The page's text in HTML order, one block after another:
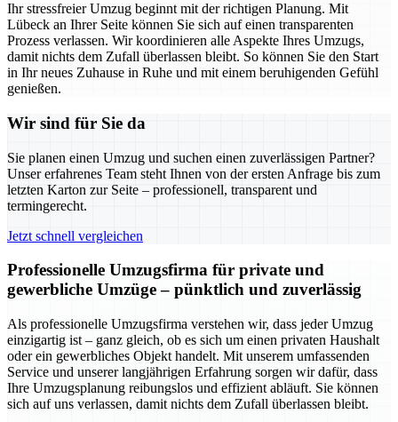
Ihr stressfreier Umzug beginnt mit der richtigen Planung. Mit
Lübeck an Ihrer Seite können Sie sich auf einen transparenten
Prozess verlassen. Wir koordinieren alle Aspekte Ihres Umzugs,
damit nichts dem Zufall überlassen bleibt. So können Sie den Start
in Ihr neues Zuhause in Ruhe und mit einem beruhigenden Gefühl
genießen.
Wir sind für Sie da
Sie planen einen Umzug und suchen einen zuverlässigen Partner?
Unser erfahrenes Team steht Ihnen von der ersten Anfrage bis zum
letzten Karton zur Seite – professionell, transparent und
termingerecht.
Jetzt schnell vergleichen
Professionelle Umzugsfirma für private und
gewerbliche Umzüge – pünktlich und zuverlässig
Als professionelle Umzugsfirma verstehen wir, dass jeder Umzug
einzigartig ist – ganz gleich, ob es sich um einen privaten Haushalt
oder ein gewerbliches Objekt handelt. Mit unserem umfassenden
Service und unserer langjährigen Erfahrung sorgen wir dafür, dass
Ihre Umzugsplanung reibungslos und effizient abläuft. Sie können
sich auf uns verlassen, damit nichts dem Zufall überlassen bleibt.